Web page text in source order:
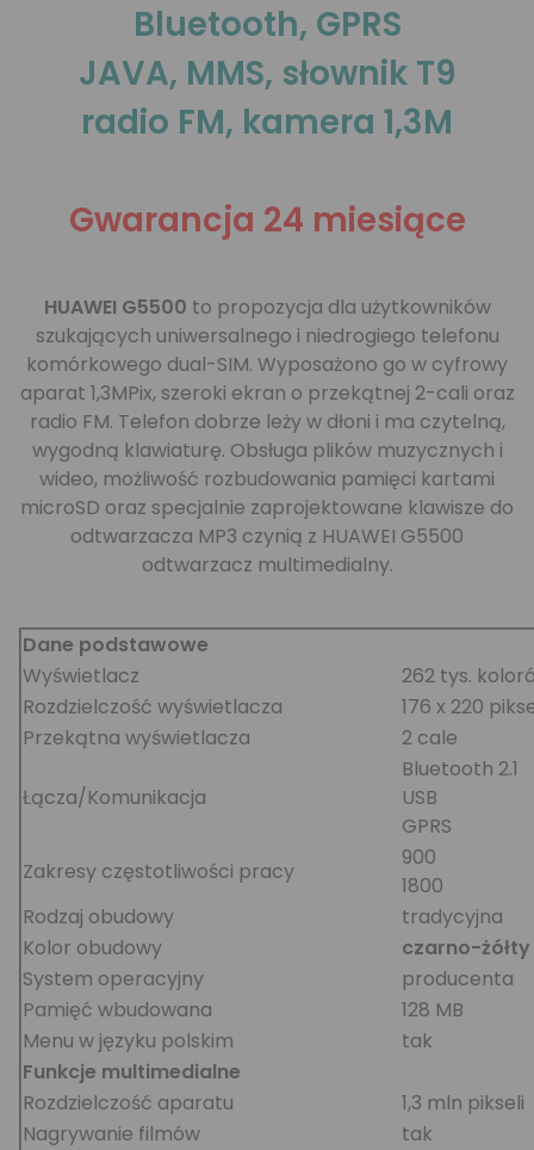
Bluetooth, GPRS
JAVA, MMS, słownik T9
radio FM, kamera 1,3M
Gwarancja 24 miesiące
HUAWEI G5500 to propozycja dla użytkowników
szukających uniwersalnego i niedrogiego telefonu
komórkowego dual-SIM. Wyposażono go w cyfrowy
aparat 1,3MPix, szeroki ekran o przekątnej 2-cali oraz
radio FM. Telefon dobrze leży w dłoni i ma czytelną,
wygodną klawiaturę. Obsługa plików muzycznych i
wideo, możliwość rozbudowania pamięci kartami
microSD oraz specjalnie zaprojektowane klawisze do
odtwarzacza MP3 czynią z HUAWEI G5500
odtwarzacz multimedialny.
Dane podstawowe
Wyświetlacz
262 tys.
Rozdzielczość wyświetlacza
176 x 220
Przekątna wyświetlacza
2 cale
Łącza/Komunikacja
Bluetooth 2.1
USB
GPRS
Zakresy częstotliwości pracy
900
1800
Rodzaj obudowy
tradycyjna
Kolor obudowy
czarno-żółty
System operacyjny
producenta
Pamięć wbudowana
128 MB
Menu w języku polskim
tak
Funkcje multimedialne
Rozdzielczość aparatu
1,3 mln pikseli
Nagrywanie filmów
tak